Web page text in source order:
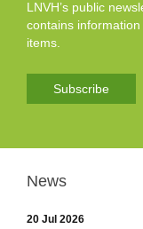
LNVH’s public
contains
items.
Subscribe
News
20 Jul 2026